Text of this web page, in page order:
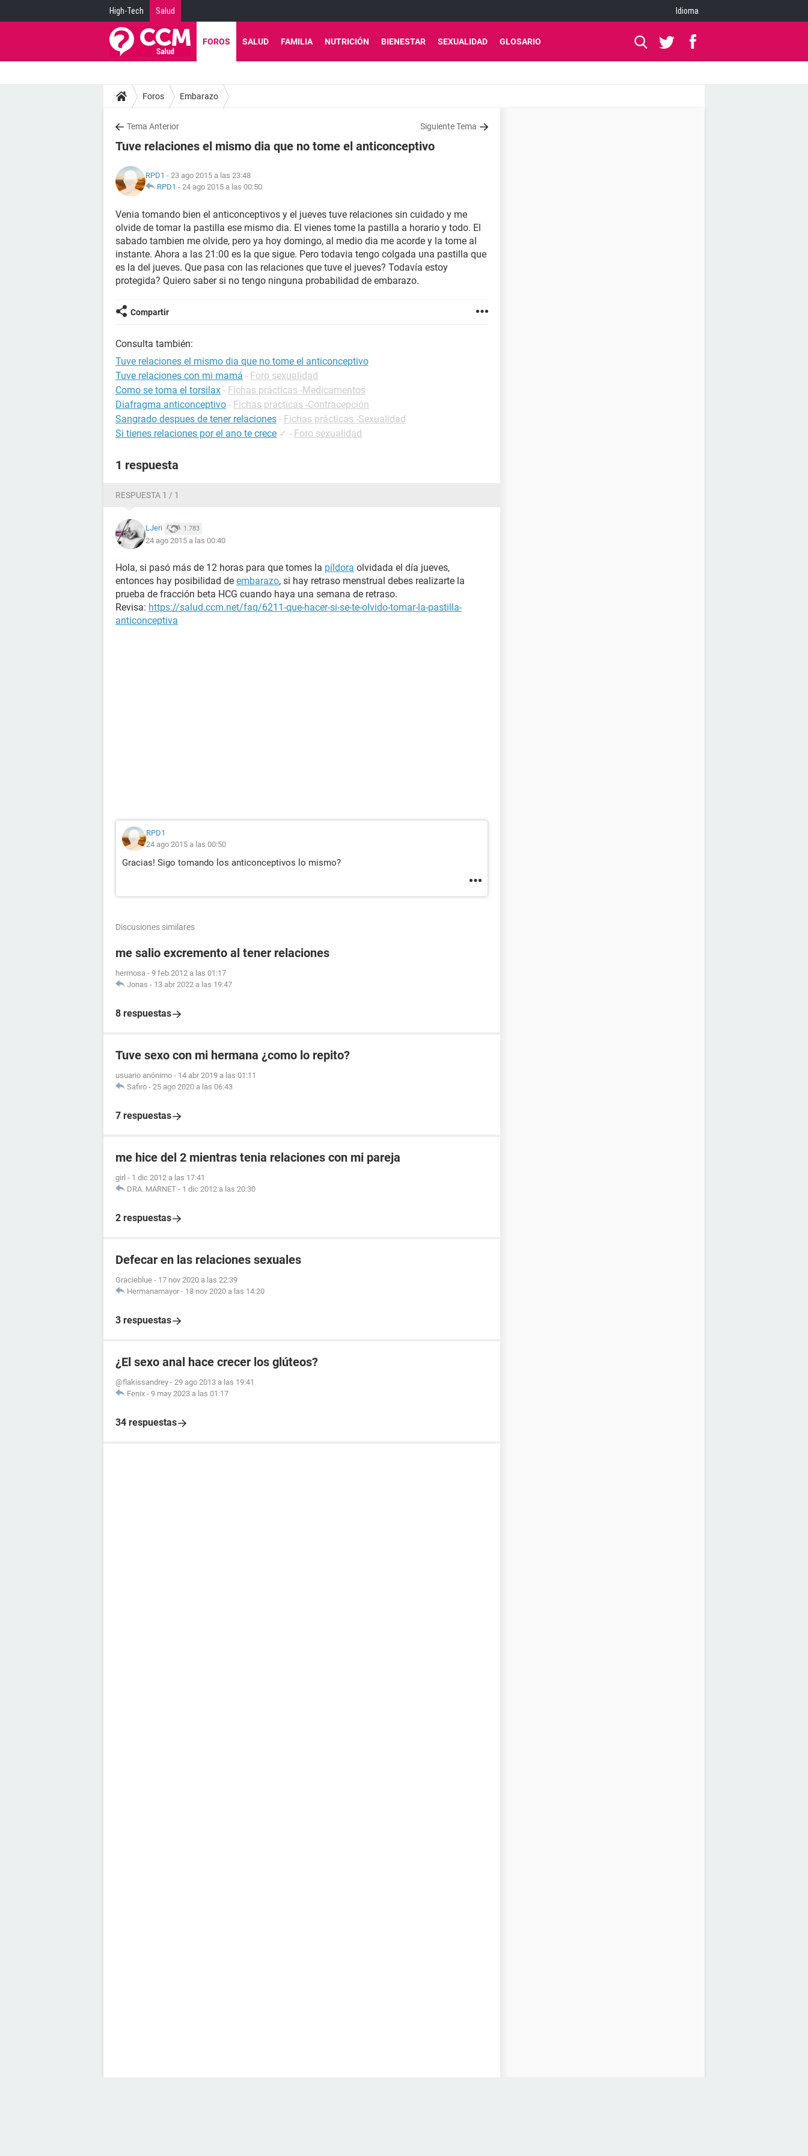
High-Tech Salud Idioma
FOROS SALUD FAMILIA NUTRICIÓN BIENESTAR SEXUALIDAD GLOSARIO
Foros Embarazo
Tema Anterior Siguiente Tema
Tuve relaciones el mismo dia que no tome el anticonceptivo
RPD1 - 23 ago 2015 a las 23:48
RPD1 - 24 ago 2015 a las 00:50
Venia tomando bien el anticonceptivos y el jueves tuve relaciones sin cuidado y me
olvide de tomar la pastilla ese mismo dia. El vienes tome la pastilla a horario y todo. El
sabado tambien me olvide, pero ya hoy domingo, al medio dia me acorde y la tome al
instante. Ahora a las 21:00 es la que sigue. Pero todavia tengo colgada una pastilla que
es la del jueves. Que pasa con las relaciones que tuve el jueves? Todavía estoy
protegida? Quiero saber si no tengo ninguna probabilidad de embarazo.
Compartir
Consulta también:
Tuve relaciones el mismo dia que no tome el anticonceptivo
Tuve relaciones con mi mamá - Foro sexualidad
Como se toma el torsilax - Fichas prácticas -Medicamentos
Diafragma anticonceptivo - Fichas prácticas -Contracepción
Sangrado despues de tener relaciones - Fichas prácticas -Sexualidad
Si tienes relaciones por el ano te crece ✓ - Foro sexualidad
1 respuesta
RESPUESTA 1 / 1
LJeri 1.783
24 ago 2015 a las 00:40
Hola, si pasó más de 12 horas para que tomes la píldora olvidada el día jueves,
entonces hay posibilidad de embarazo, si hay retraso menstrual debes realizarte la
prueba de fracción beta HCG cuando haya una semana de retraso.
Revisa: https://salud.ccm.net/faq/6211-que-hacer-si-se-te-olvido-tomar-la-pastilla-
anticonceptiva
RPD1
24 ago 2015 a las 00:50
Gracias! Sigo tomando los anticonceptivos lo mismo?
Discusiones similares
me salio excremento al tener relaciones
hermosa - 9 feb 2012 a las 01:17
Jonas - 13 abr 2022 a las 19:47
8 respuestas
Tuve sexo con mi hermana ¿como lo repito?
usuario anónimo - 14 abr 2019 a las 01:11
Safiro - 25 ago 2020 a las 06:43
7 respuestas
me hice del 2 mientras tenia relaciones con mi pareja
girl - 1 dic 2012 a las 17:41
DRA. MARNET - 1 dic 2012 a las 20:30
2 respuestas
Defecar en las relaciones sexuales
Gracieblue - 17 nov 2020 a las 22:39
Hermanamayor - 18 nov 2020 a las 14:20
3 respuestas
¿El sexo anal hace crecer los glúteos?
@flakissandrey - 29 ago 2013 a las 19:41
Fenix - 9 may 2023 a las 01:17
34 respuestas